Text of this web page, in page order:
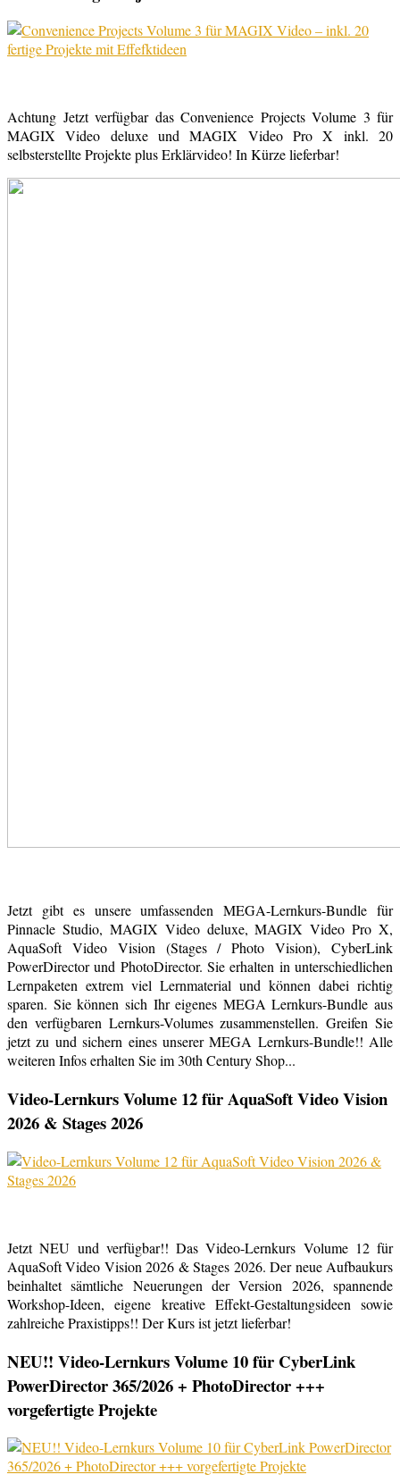
Achtung Jetzt verfügbar das Convenience Projects Volume 3 für
MAGIX Video deluxe und MAGIX Video Pro X inkl. 20
selbsterstellte Projekte plus Erklärvideo! In Kürze lieferbar!
Jetzt gibt es unsere umfassenden MEGA-Lernkurs-Bundle für
Pinnacle Studio, MAGIX Video deluxe, MAGIX Video Pro X,
AquaSoft Video Vision (Stages / Photo Vision), CyberLink
PowerDirector und PhotoDirector. Sie erhalten in unterschiedlichen
Lernpaketen extrem viel Lernmaterial und können dabei richtig
sparen. Sie können sich Ihr eigenes MEGA Lernkurs-Bundle aus
den verfügbaren Lernkurs-Volumes zusammenstellen. Greifen Sie
jetzt zu und sichern eines unserer MEGA Lernkurs-Bundle!! Alle
weiteren Infos erhalten Sie im 30th Century Shop...
Video-Lernkurs Volume 12 für AquaSoft Video Vision
2026 & Stages 2026
Jetzt NEU und verfügbar!! Das Video-Lernkurs Volume 12 für
AquaSoft Video Vision 2026 & Stages 2026. Der neue Aufbaukurs
beinhaltet sämtliche Neuerungen der Version 2026, spannende
Workshop-Ideen, eigene kreative Effekt-Gestaltungsideen sowie
zahlreiche Praxistipps!! Der Kurs ist jetzt lieferbar!
NEU!! Video-Lernkurs Volume 10 für CyberLink
PowerDirector 365/2026 + PhotoDirector +++
vorgefertigte Projekte